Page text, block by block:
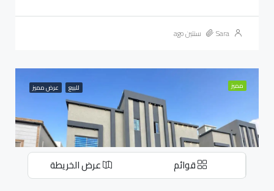
Sara سنتين ago
مميز للبيع عرض مميز
قوائم عرض الخريطة